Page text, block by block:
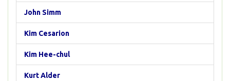
John Simm
Kim Cesarion
Kim Hee-chul
Kurt Alder